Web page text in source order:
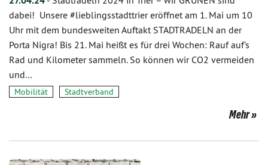
dabei! Unsere #lieblingsstadttrier eröffnet am 1. Mai um 10
Uhr mit dem bundesweiten Auftakt STADTRADELN an der
Porta Nigra! Bis 21. Mai heißt es für drei Wochen: Rauf auf’s
Rad und Kilometer sammeln. So können wir CO2 vermeiden
und…
Mobilität Stadtverband
Mehr